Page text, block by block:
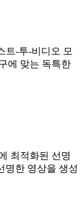
트-투-비디오 모
에 맞는 독특한
최적화된 선명
명한 영상을 생성